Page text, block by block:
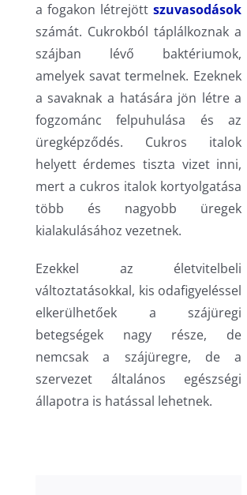
a fogakon létrejöttszuvasodások
számát. Cukrokból táplálkoznak a
szájban lévő baktériumok,
amelyek savat termelnek. Ezeknek
a savaknak a hatására jön létre a
fogzománc felpuhulása és az
üregképződés. Cukros italok
helyett érdemes tiszta vizet inni,
mert a cukros italok kortyolgatása
több és nagyobb üregek
kialakulásához vezetnek.
Ezekkel az életvitelbeli
változtatásokkal, kis odafigyeléssel
elkerülhetőek a szájüregi
betegségek nagy része, de
nemcsak a szájüregre, de a
szervezet általános egészségi
állapotra is hatással lehetnek.